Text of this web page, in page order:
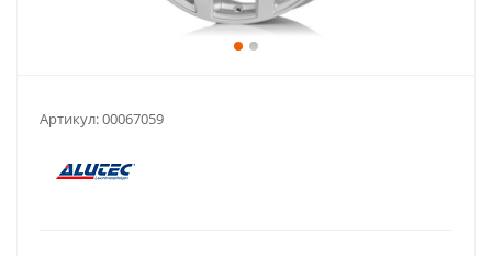
Артикул:00067059